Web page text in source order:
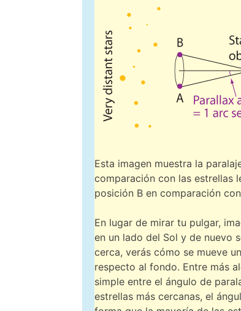
Esta imagen muestra la
comparación con las estrellas
posición B en comparación
En lugar de mirar tu pulgar,
en un lado del Sol y de nuevo
cerca, verás cómo se mueve
respecto al fondo. Entre más
simple entre el ángulo de
estrellas más cercanas, el